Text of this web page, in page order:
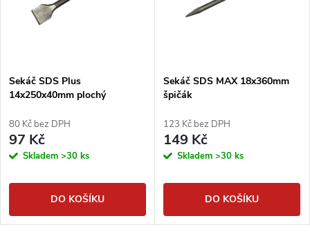
Sekáč SDS Plus
14x250x40mm plochý
80 Kč bez DPH
97 Kč
Skladem >30 ks
DO KOŠÍKU
Sekáč SDS MAX 18x360mm
špičák
123 Kč bez DPH
149 Kč
Skladem >30 ks
DO KOŠÍKU